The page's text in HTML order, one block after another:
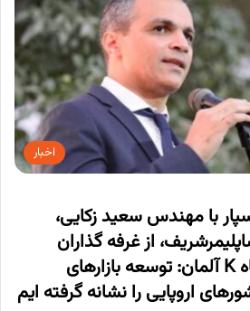
اخبار
با مهندس سعید زکایی،
از غرفه گذاران
ایرانی نمایشگاه K آلمان: توسعه بازارهای
اروپایی را نشانه گرفته ایم